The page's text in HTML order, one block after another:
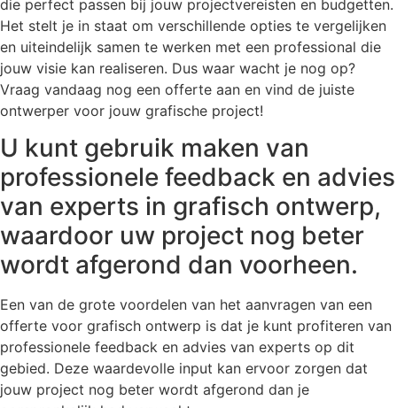
die perfect passen bij jouw projectvereisten en budgetten.
Het stelt je in staat om verschillende opties te vergelijken
en uiteindelijk samen te werken met een professional die
jouw visie kan realiseren. Dus waar wacht je nog op?
Vraag vandaag nog een offerte aan en vind de juiste
ontwerper voor jouw grafische project!
U kunt gebruik maken van
professionele feedback en advies
van experts in grafisch ontwerp,
waardoor uw project nog beter
wordt afgerond dan voorheen.
Een van de grote voordelen van het aanvragen van een
offerte voor grafisch ontwerp is dat je kunt profiteren van
professionele feedback en advies van experts op dit
gebied. Deze waardevolle input kan ervoor zorgen dat
jouw project nog beter wordt afgerond dan je